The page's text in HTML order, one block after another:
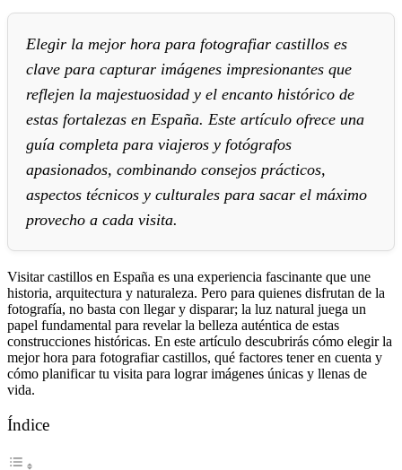
Elegir la mejor hora para fotografiar castillos es
clave para capturar imágenes impresionantes que
reflejen la majestuosidad y el encanto histórico de
estas fortalezas en España. Este artículo ofrece una
guía completa para viajeros y fotógrafos
apasionados, combinando consejos prácticos,
aspectos técnicos y culturales para sacar el máximo
provecho a cada visita.
Visitar castillos en España es una experiencia fascinante que une
historia, arquitectura y naturaleza. Pero para quienes disfrutan de la
fotografía, no basta con llegar y disparar; la luz natural juega un
papel fundamental para revelar la belleza auténtica de estas
construcciones históricas. En este artículo descubrirás cómo elegir la
mejor hora para fotografiar castillos, qué factores tener en cuenta y
cómo planificar tu visita para lograr imágenes únicas y llenas de
vida.
Índice